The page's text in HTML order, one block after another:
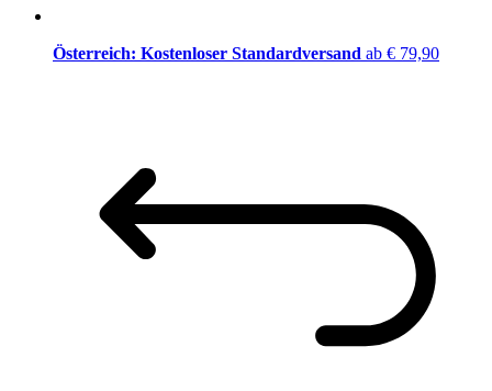
Österreich: Kostenloser Standardversand ab € 79,90